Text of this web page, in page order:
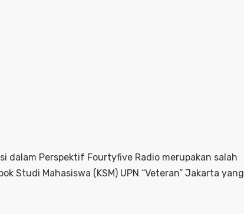
dalam Perspektif Fourtyfive Radio merupakan salah
Studi Mahasiswa (KSM) UPN “Veteran” Jakarta yang